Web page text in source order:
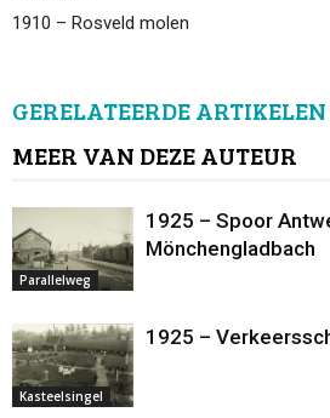
1910 – Rosveld molen
GERELATEERDE ARTIKELEN
MEER VAN DEZE AUTEUR
Parallelweg
1925 – Spoor
Mönchengladbach
Kasteelsingel
1925 –